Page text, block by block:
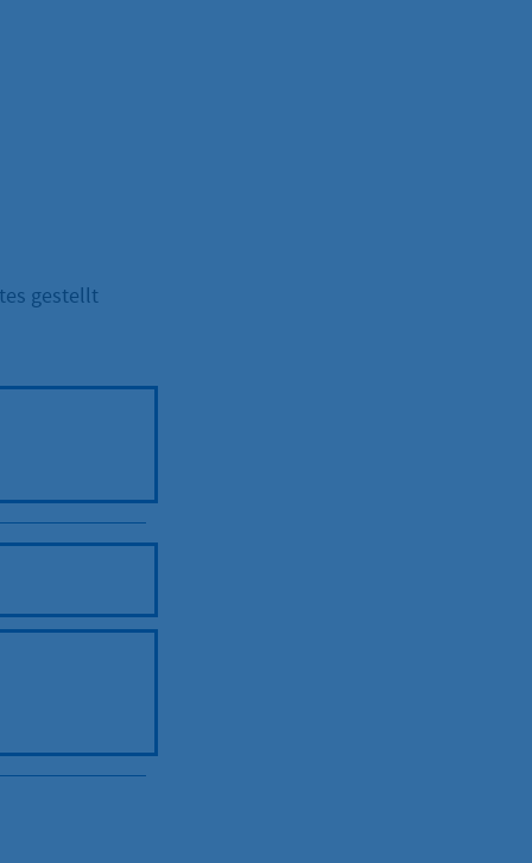
gestellt